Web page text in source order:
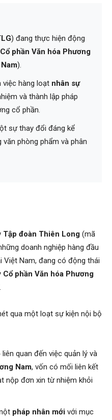
) đang thực hiện động
phần Văn hóa Phương
).
việc hàng loạt nhân sự
và thành lập pháp
cổ phần.
sự thay đổi đáng kể
phòng phẩm và phân
Tập đoàn Thiên Long (mã
doanh nghiệp hàng đầu
Việt Nam, đang có động thái
Cổ phần Văn hóa Phương
qua một loạt sự kiện nội bộ
liên quan đến việc quản lý và
Nam, vốn có mối liên kết
nộp đơn xin từ nhiệm khỏi
pháp nhân mới với mục